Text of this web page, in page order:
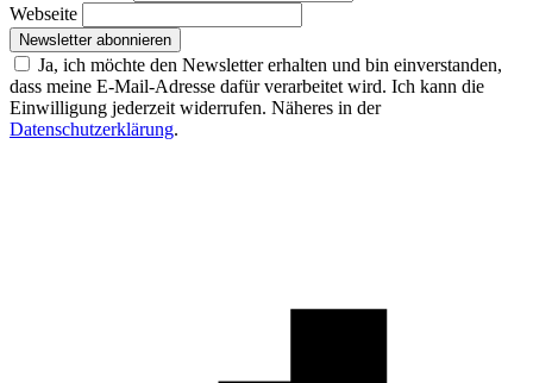
Webseite
Newsletter abonnieren
Ja, ich möchte den Newsletter erhalten und bin einverstanden,
dass meine E-Mail-Adresse dafür verarbeitet wird. Ich kann die
Einwilligung jederzeit widerrufen. Näheres in der
Datenschutzerklärung.